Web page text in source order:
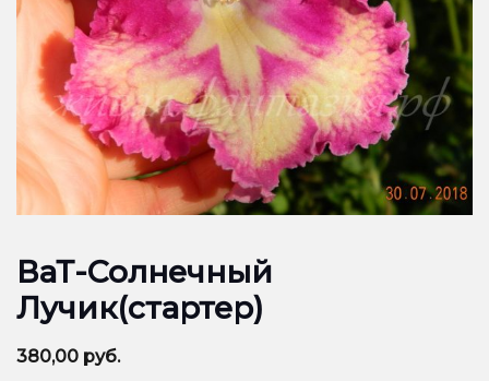
ВаТ-Солнечный
Лучик(стартер)
380,00 руб.